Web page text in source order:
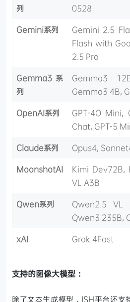
列
0528
Gemini系列
Gemini 2.5
Flash with
2.5 Pro
Gemma3系
列
Gemma3
Gemma3 4B,
OpenAI系列
GPT-4O Mini,
Chat, GPT-5
Claude系列 Opus4,
MoonshotAI
Kimi Dev72B,
VL A3B
Qwen系列
Qwen2.5 VL
Qwen3 235B,
xAI Grok 4Fast
支持的图像大模型：
除了文本生成模型，ISH平台还支